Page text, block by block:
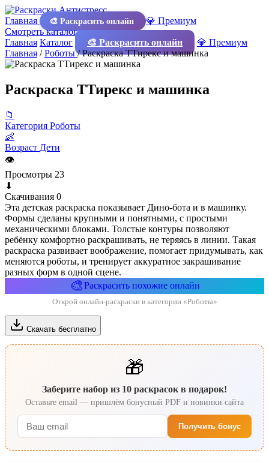
Главная 🎨 Раскрасить онлайн
💎 Премиум
Смотреть каталог
Главная Каталог 🎨 Раскрасить онлайн
💎 Премиум
Главная /Роботы/Раскраска ТТирекс и машинка
Раскраска ТТирекс и машинка
📁
Категория Роботы
👶
Возраст Дети
👁
Просмотры 23
⬇
Скачивания 0
Эта детская раскраска показывает Дино-бота и в машинку.
Формы сделаны крупными и понятными, с простыми
механическими блоками. Толстые контуры позволяют
ребёнку комфортно раскрашивать, не теряясь в линии. Такая
раскраска развивает воображение, помогает придумывать, как
меняются роботы, и тренирует аккуратное закрашивание
разных форм в одной сцене.
🎨Раскрасить похожие онлайн
Открой онлайн-раскраски в категории «Роботы»
Скачать бесплатно
🎁
Заберите набор из 10 раскрасок в подарок!
Оставьте email — пришлём бонусный PDF и новинки сайта
Получить бонус